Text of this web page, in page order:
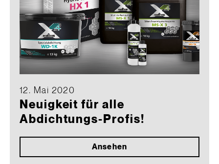
12. Mai 2020
Neuigkeit für alle
Abdichtungs-Profis!
Ansehen